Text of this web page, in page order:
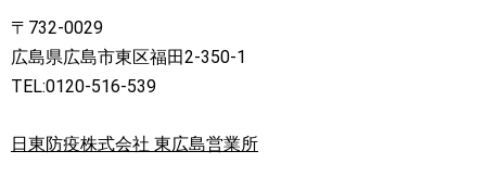
〒732-0029
広島県広島市東区福田2-350-1
TEL:0120-516-539
日東防疫株式会社 東広島営業所